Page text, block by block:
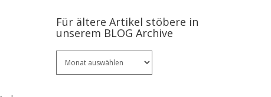
Für ältere Artikel stöbere in
unserem BLOG Archive
ältere